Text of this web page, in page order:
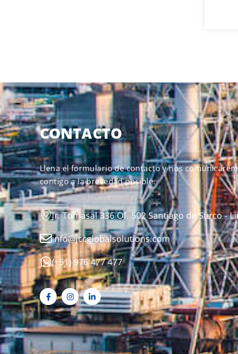
CONTACTO
Llena el formulario de contacto y nos
contigo a la brevedad posible.
Jr. Tomasal 336 Of. 502 Santiago de Surco -
info@jccglobalsolutions.com
(+51) 976 477 477